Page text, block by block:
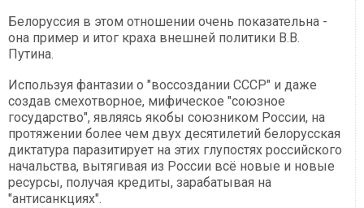
Белоруссия в этом отношении очень показательна -
она пример и итог краха внешней политики В.В.
Путина.
Используя фантазии о "воссоздании СССР" и даже
создав смехотворное, мифическое "союзное
государство", являясь якобы союзником России, на
протяжении более чем двух десятилетий белорусская
диктатура паразитирует на этих глупостях российского
начальства, вытягивая из России всё новые и новые
ресурсы, получая кредиты, зарабатывая на
"антисанкциях".